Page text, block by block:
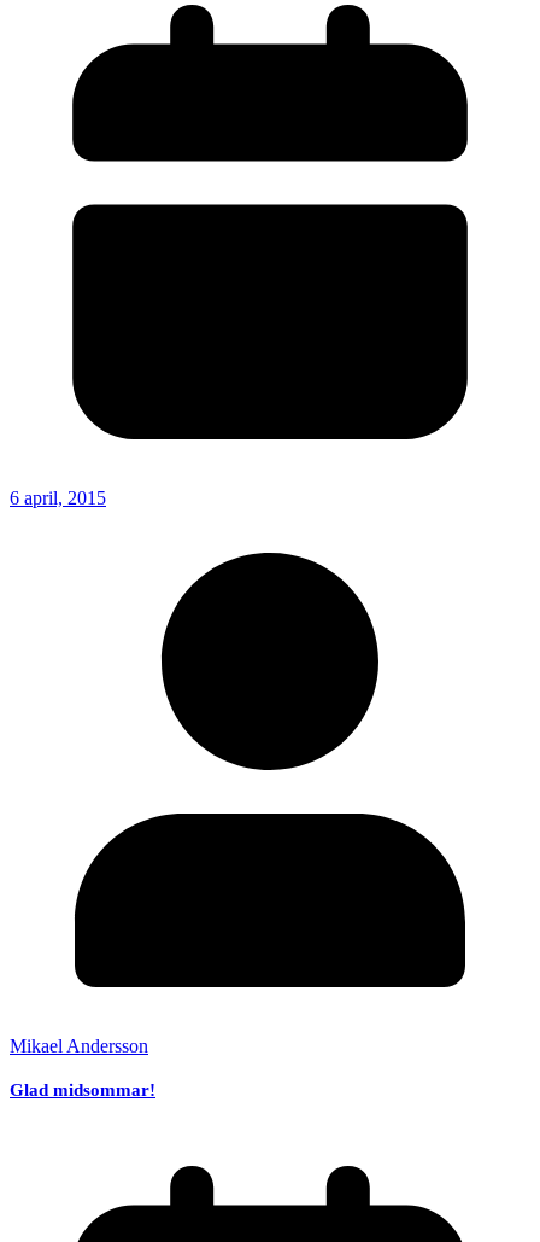
6 april, 2015
Mikael Andersson
Glad midsommar!